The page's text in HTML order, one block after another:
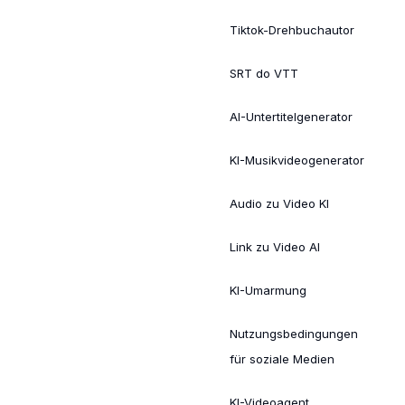
Tiktok-Drehbuchautor
SRT do VTT
AI-Untertitelgenerator
KI-Musikvideogenerator
Audio zu Video KI
Link zu Video AI
KI-Umarmung
Nutzungsbedingungen
für soziale Medien